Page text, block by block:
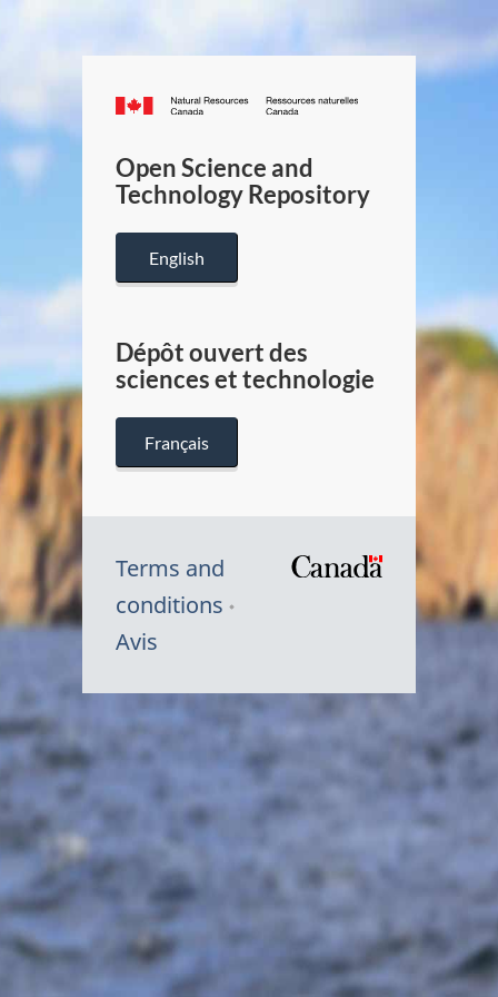
Canada.ca
/
Canada
Open Science and
Technology Repository
English
Dépôt ouvert des
sciences et technologie
Français
Terms and
conditions
Avis
Symbole
Canada